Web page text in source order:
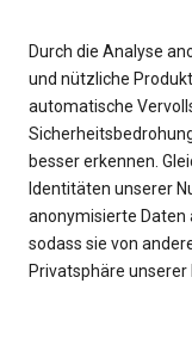
Durch die Analyse
und nützliche
automatische
besser erkennen.
Identitäten unserer
anonymisierte Daten
sodass sie von
Privatsphäre